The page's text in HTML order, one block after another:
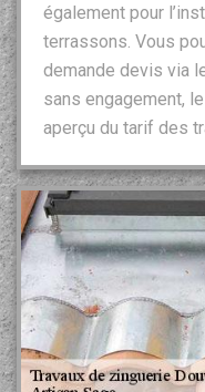
également pour
terrassons. Vous
demande devis via
sans engagement,
aperçu du tarif des